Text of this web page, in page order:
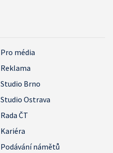
Pro média
Reklama
Studio Brno
Studio Ostrava
Rada ČT
Kariéra
Podávání námětů